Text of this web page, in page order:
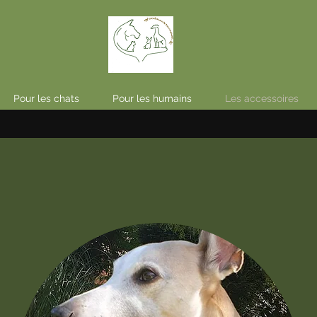
Pour les chats Pour les humains Les accessoires